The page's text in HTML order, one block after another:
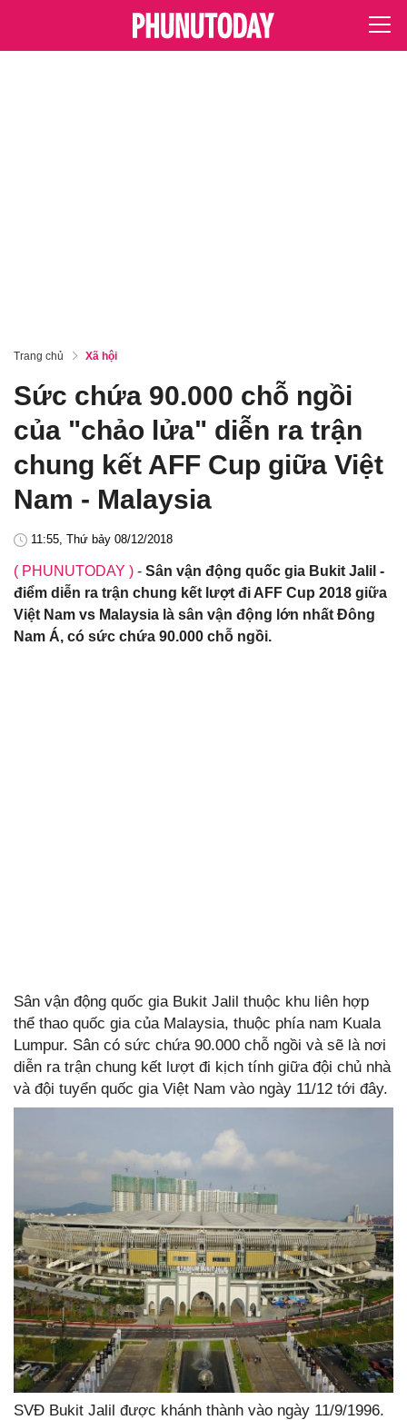
Trang chủ Xã hội
Sức chứa 90.000 chỗ ngồi
của "chảo lửa" diễn ra trận
chung kết AFF Cup giữa Việt
Nam - Malaysia
11:55, Thứ bảy 08/12/2018
( PHUNUTODAY ) - Sân vận động quốc gia Bukit Jalil -
điểm diễn ra trận chung kết lượt đi AFF Cup 2018 giữa
Việt Nam vs Malaysia là sân vận động lớn nhất Đông
Nam Á, có sức chứa 90.000 chỗ ngồi.
Sân vận động quốc gia Bukit Jalil thuộc khu liên hợp
thể thao quốc gia của Malaysia, thuộc phía nam Kuala
Lumpur. Sân có sức chứa 90.000 chỗ ngồi và sẽ là nơi
diễn ra trận chung kết lượt đi kịch tính giữa đội chủ nhà
và đội tuyển quốc gia Việt Nam vào ngày 11/12 tới đây.
SVĐ Bukit Jalil được khánh thành vào ngày 11/9/1996.